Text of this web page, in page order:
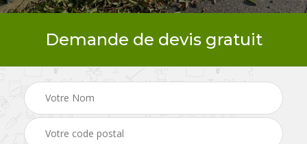
Demande de devis gratuit